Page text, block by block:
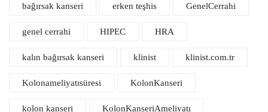
bağırsak kanseri erken teşhis GenelCerrahi
genel cerrahi HIPEC HRA
kalın bağırsak kanseri klinist klinist.com.tr
Kolonameliyatısüresi KolonKanseri
kolon kanseri KolonKanseriAmeliyatı